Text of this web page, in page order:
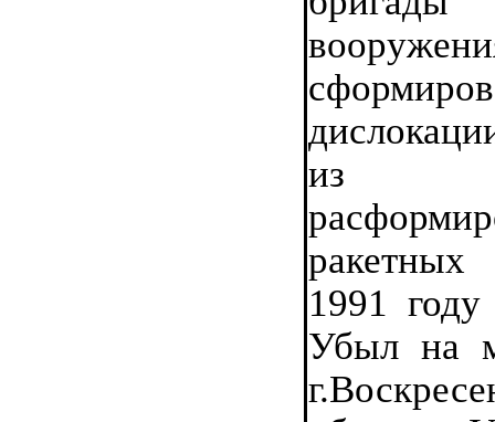
из
1991
Убыл на